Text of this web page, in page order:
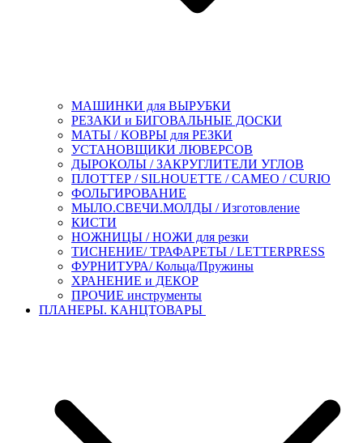
МАШИНКИ для ВЫРУБКИ
РЕЗАКИ и БИГОВАЛЬНЫЕ ДОСКИ
МАТЫ / КОВРЫ для РЕЗКИ
УСТАНОВЩИКИ ЛЮВЕРСОВ
ДЫРОКОЛЫ / ЗАКРУГЛИТЕЛИ УГЛОВ
ПЛОТТЕР / SILHOUETTE / CAMEO / CURIO
ФОЛЬГИРОВАНИЕ
МЫЛО.СВЕЧИ.МОЛДЫ / Изготовление
КИСТИ
НОЖНИЦЫ / НОЖИ для резки
ТИСНЕНИЕ/ ТРАФАРЕТЫ / LETTERPRESS
ФУРНИТУРА/ Кольца/Пружины
ХРАНЕНИЕ и ДЕКОР
ПРОЧИЕ инструменты
ПЛАНЕРЫ. КАНЦТОВАРЫ